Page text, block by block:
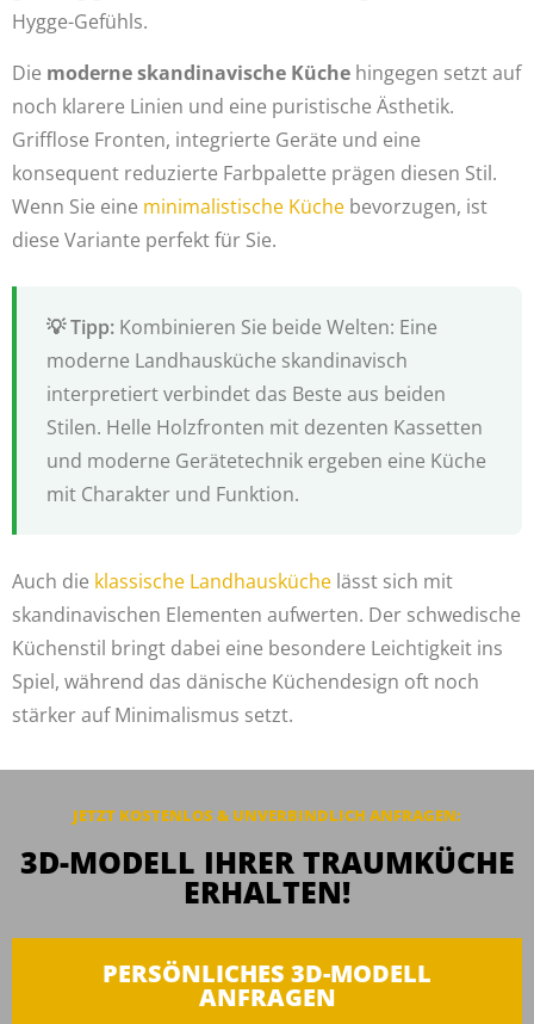
Hygge-Gefühls.
Die moderne skandinavische Küche hingegen setzt auf
noch klarere Linien und eine puristische Ästhetik.
Grifflose Fronten, integrierte Geräte und eine
konsequent reduzierte Farbpalette prägen diesen Stil.
Wenn Sie eine minimalistische Küche bevorzugen, ist
diese Variante perfekt für Sie.
Kombinieren Sie beide Welten: Eine
moderne Landhausküche skandinavisch
interpretiert verbindet das Beste aus beiden
Stilen. Helle Holzfronten mit dezenten Kassetten
und moderne Gerätetechnik ergeben eine Küche
mit Charakter und Funktion.
Auch die klassische Landhausküche lässt sich mit
skandinavischen Elementen aufwerten. Der schwedische
Küchenstil bringt dabei eine besondere Leichtigkeit ins
Spiel, während das dänische Küchendesign oft noch
stärker auf Minimalismus setzt.
JETZT KOSTENLOS & UNVERBINDLICH ANFRAGEN:
3D-MODELL IHRER TRAUMKÜCHE
ERHALTEN!
PERSÖNLICHES 3D-MODELL
ANFRAGEN